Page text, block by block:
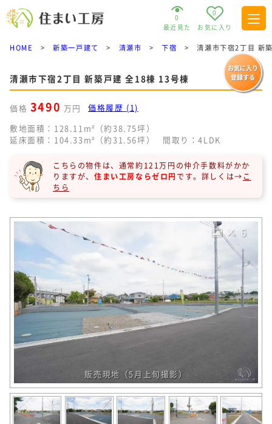
0
最近見た
0
お気に入り
HOME > 新築一戸建て > 清瀬市 > 下宿 > 清瀬市下宿2丁目 新
清瀬市下宿2丁目 新築戸建 全18棟 13号棟
お気に入り
登録する
価格 3490 万円
価格履歴 (1)
敷地面積：128.11m²（約38.75坪）
延床面積：104.33m²（約31.56坪）
間取り：4LDK
こちらの物件は、通常約121万円の仲介手数料がかか
りますが、住まい工房ならゼロ円 です。 詳しくは→ こ
ちら
販売現地（5月上旬撮影）
× 6